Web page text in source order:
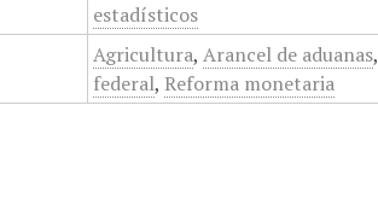
estadísticos
Agricultura,Arancel de aduanas,
federal, Reforma monetaria